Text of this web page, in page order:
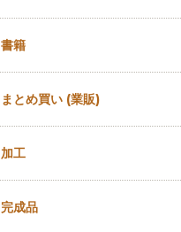
書籍
まとめ買い (業販)
加工
完成品